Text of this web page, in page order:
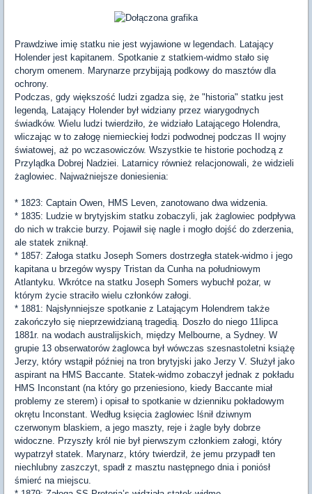
Prawdziwe imię statku nie jest wyjawione w legendach. Latający
Holender jest kapitanem. Spotkanie z statkiem-widmo stało się
chorym omenem. Marynarze przybijają podkowy do masztów dla
ochrony.
Podczas, gdy większość ludzi zgadza się, że "historia" statku jest
legendą, Latający Holender był widziany przez wiarygodnych
świadków. Wielu ludzi twierdziło, że widziało Latającego Holendra,
wliczając w to załogę niemieckiej łodzi podwodnej podczas II wojny
światowej, aż po wczasowiczów. Wszystkie te historie pochodzą z
Przylądka Dobrej Nadziei. Latarnicy również relacjonowali, że widzieli
żaglowiec. Najważniejsze doniesienia:
* 1823: Captain Owen, HMS Leven, zanotowano dwa widzenia.
* 1835: Ludzie w brytyjskim statku zobaczyli, jak żaglowiec podpływa
do nich w trakcie burzy. Pojawił się nagle i mogło dojść do zderzenia,
ale statek zniknął.
* 1857: Załoga statku Joseph Somers dostrzegła statek-widmo i jego
kapitana u brzegów wyspy Tristan da Cunha na południowym
Atlantyku. Wkrótce na statku Joseph Somers wybuchł pożar, w
którym życie straciło wielu członków załogi.
* 1881: Najsłynniejsze spotkanie z Latającym Holendrem także
zakończyło się nieprzewidzianą tragedią. Doszło do niego 11lipca
1881r. na wodach australijskich, między Melbourne, a Sydney. W
grupie 13 obserwatorów żaglowca był wówczas szesnastoletni książę
Jerzy, który wstąpił później na tron brytyjski jako Jerzy V. Służył jako
aspirant na HMS Baccante. Statek-widmo zobaczył jednak z pokładu
HMS Inconstant (na który go przeniesiono, kiedy Baccante miał
problemy ze sterem) i opisał to spotkanie w dzienniku pokładowym
okrętu Inconstant. Według księcia żaglowiec lśnił dziwnym
czerwonym blaskiem, a jego maszty, reje i żagle były dobrze
widoczne. Przyszły król nie był pierwszym członkiem załogi, który
wypatrzył statek. Marynarz, który twierdził, że jemu przypadł ten
niechlubny zaszczyt, spadł z masztu następnego dnia i poniósł
śmierć na miejscu.